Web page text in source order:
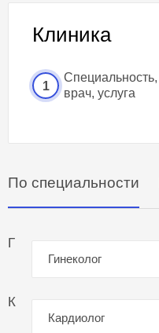
Клиника
1
Специальность,
врач, услуга
По специальности
Г
Гинеколог
К
Кардиолог